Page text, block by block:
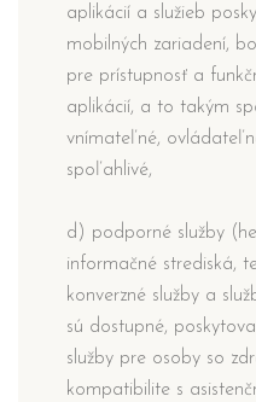
aplikácií a služieb
mobilných zariadení,
pre prístupnosť a
aplikácií, a to takým
vnímateľné,
spoľahlivé,
d) podporné služby
informačné strediská,
konverzné služby a
sú dostupné,
služby pre osoby so
kompatibilite s